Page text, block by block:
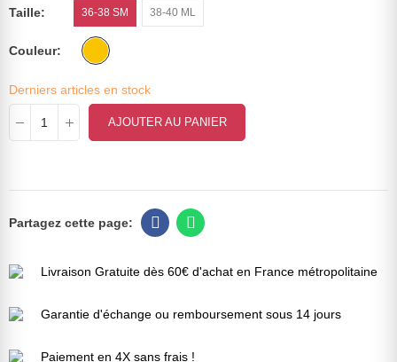
Taille 36-38 SM 38-40 ML
Couleur
Derniers articles en stock
AJOUTER AU PANIER
Livraison Gratuite dès 60€ d'achat en France métropolitaine
Garantie d'échange ou remboursement sous 14 jours
Paiement en 4X sans frais !